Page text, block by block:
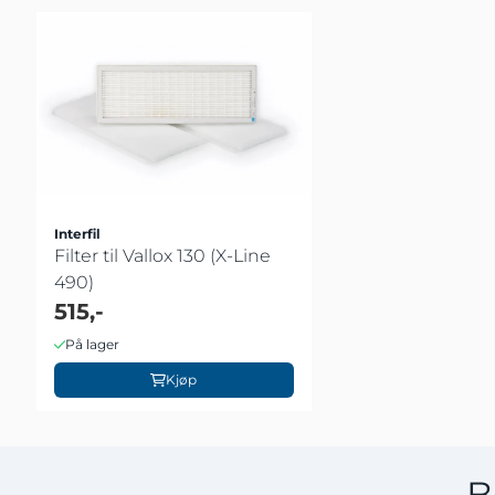
Interfil
Filter til Vallox 130 (X-Line
490)
515,-
På lager
Kjøp